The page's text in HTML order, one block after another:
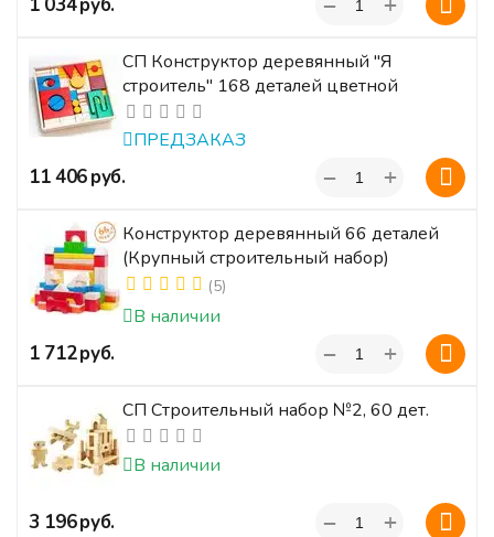
СП Конструктор деревянный "Я
строитель" 168 деталей цветной
ПРЕДЗАКАЗ
‍11 406‍руб. +
−
Конструктор деревянный 66 деталей
(Крупный строительный набор)
(5)
В наличии
‍1 712‍руб. +
−
СП Строительный набор №2, 60 дет.
В наличии
‍3 196‍руб. +
−